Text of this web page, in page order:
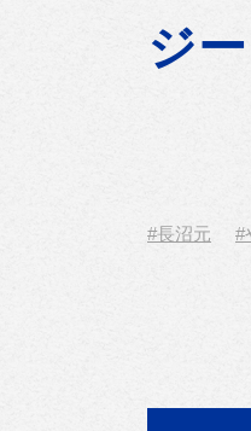
ジ
#長沼元 #